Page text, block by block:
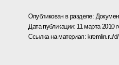
Опубликован в разделе:
Дата публикации: 11 марта 2010
Ссылка на материал: kremlin.ru/